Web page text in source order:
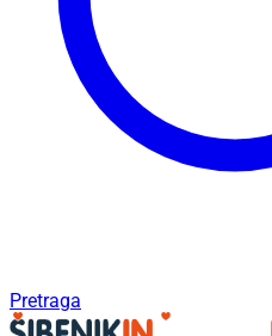
Pretraga